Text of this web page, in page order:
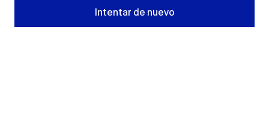
Intentar de nuevo